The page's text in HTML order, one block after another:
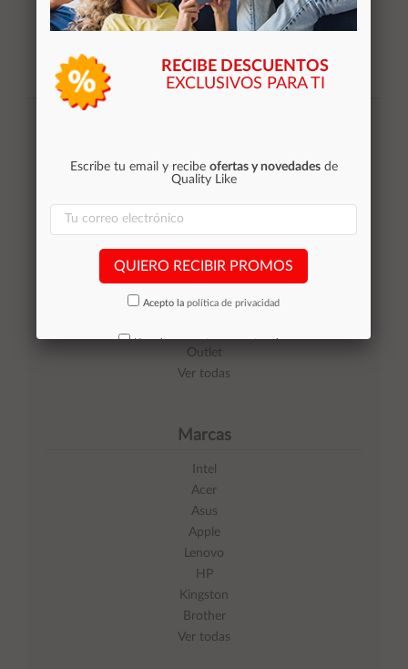
Categorías
Equipos de Ocasión
Tablets
Outlet
Ver todas
Marcas
Intel
Acer
Asus
Apple
Lenovo
HP
Kingston
Brother
Ver todas
RECIBE DESCUENTOS
EXCLUSIVOS PARA TI
Escribe tu email y recibe ofertas y novedadesde
Quality Like
QUIERO RECIBIR PROMOS
Acepto la política de privacidad
No volver a mostrar mas este aviso